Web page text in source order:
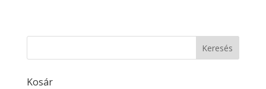
Kosár